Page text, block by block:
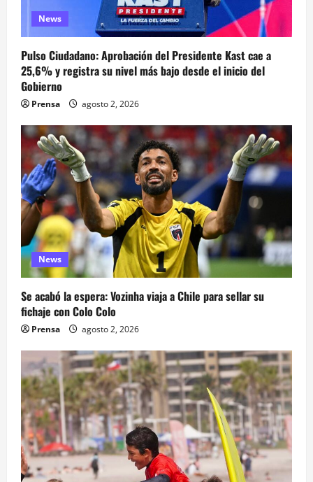
News
Pulso Ciudadano: Aprobación del Presidente Kast cae a
25,6% y registra su nivel más bajo desde el inicio del
Gobierno
Prensa agosto 2, 2026
News
Se acabó la espera: Vozinha viaja a Chile para sellar su
fichaje con Colo Colo
Prensa agosto 2, 2026